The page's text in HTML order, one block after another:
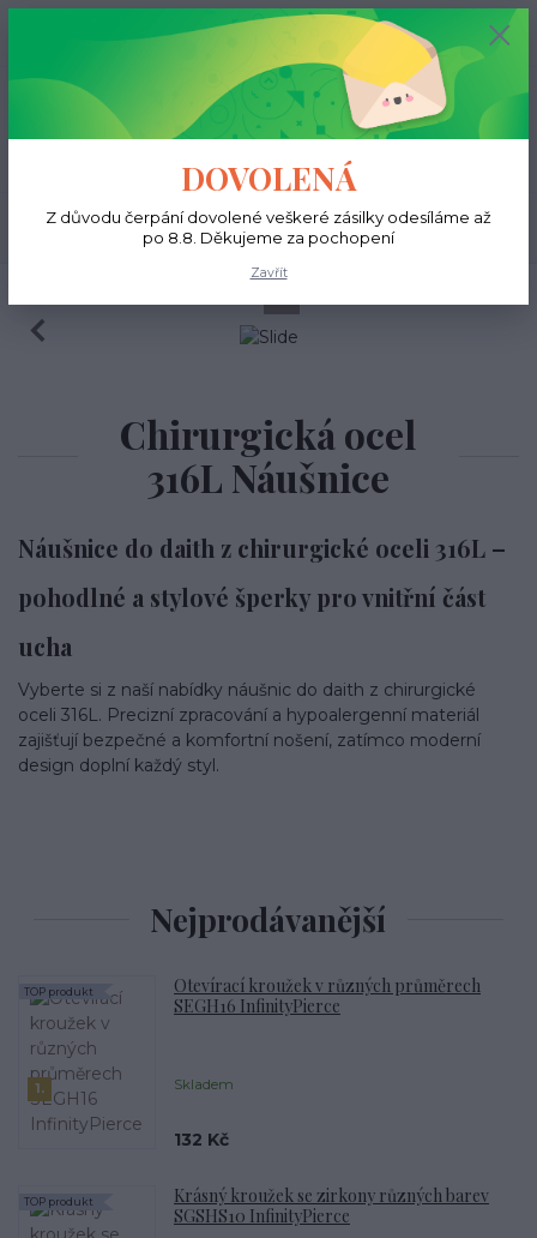
Menu
Hledat
(Po-Ne, 9-18 hod.)
0 ks
0 Kč
Chirurgická ocel
316L Náušnice
Náušnice do daith z chirurgické oceli 316L –
pohodlné a stylové šperky pro vnitřní část
ucha
Vyberte si z naší nabídky náušnic do daith z chirurgické
oceli 316L. Precizní zpracování a hypoalergenní materiál
zajišťují bezpečné a komfortní nošení, zatímco moderní
design doplní každý styl.
Nejprodávanější
1.
Otevírací kroužek v různých průměrech
SEGH16 InfinityPierce
Skladem
TOP produkt
132 Kč
Krásný kroužek se zirkony různých barev
SGSHS10 InfinityPierce
TOP produkt
DOVOLENÁ
Z důvodu čerpání dovolené veškeré zásilky odesíláme až
po 8.8. Děkujeme za pochopení
Zavřít